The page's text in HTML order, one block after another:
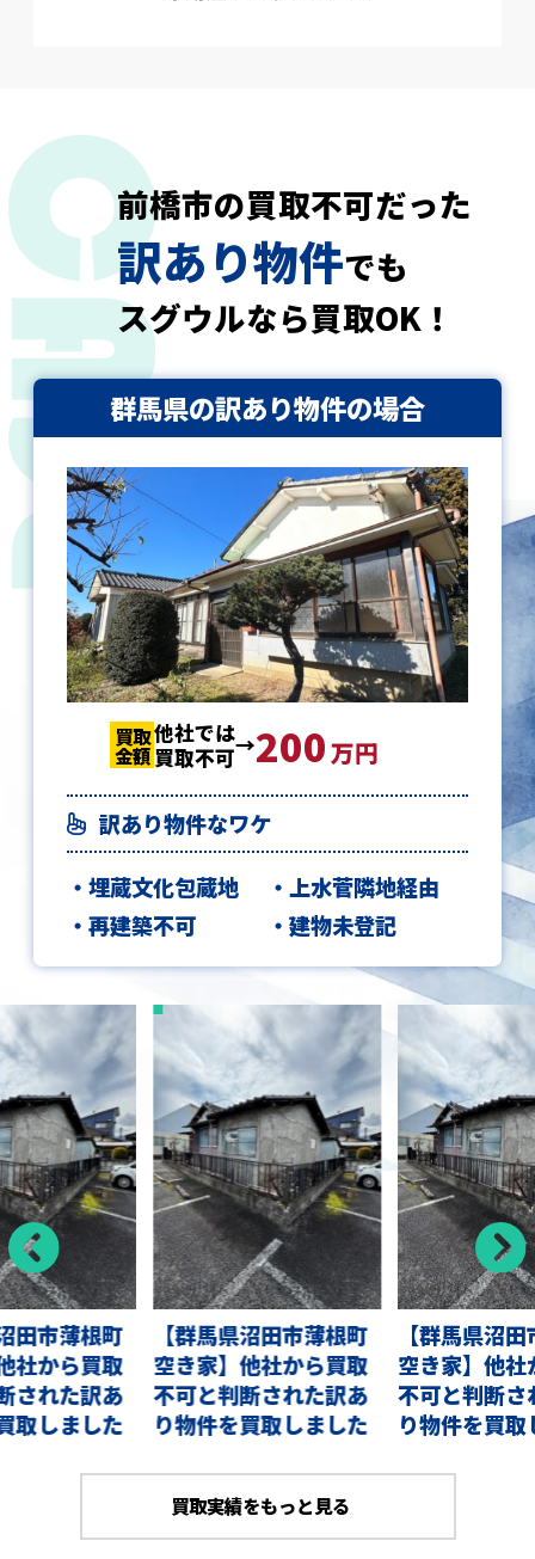
前橋市の買取不可だった
訳あり物件でも
スグウルなら買取OK！
買取
金額 200
群馬県の訳あり物件の場合
買取
金額
他社では
買取不可
200万円
訳あり物件なワケ
埋蔵文化包蔵地
上水菅隣地経由
再建築不可
建物未登記
買取
金額 200
田市薄根町
社から買取
された訳あ
取しました
【群馬県沼田市薄根町
空き家】他社から買取
不可と判断された訳あ
り物件を買取しました
【群馬県沼
空き家】他社
不可と判断さ
り物件を買
買取実績をもっと見る